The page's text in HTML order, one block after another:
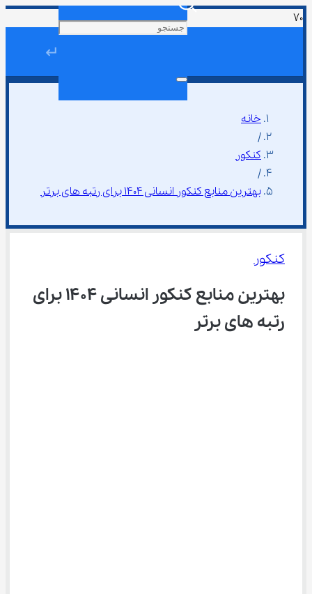
↵
خانه
/
کنکور
/
بهترین منابع کنکور انسانی 1404 برای رتبه ‌های برتر
کنکور
بهترین منابع کنکور انسانی 1404 برای
رتبه ‌های برتر